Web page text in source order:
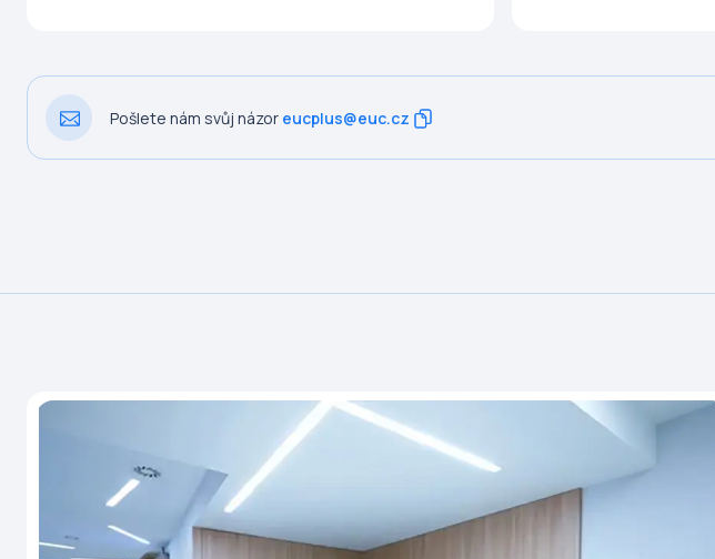
Pošlete nám svůj názor eucplus@euc.cz